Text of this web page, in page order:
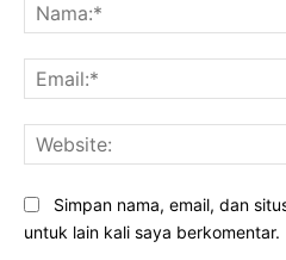
Simpan nama, email, dan
untuk lain kali saya berkomentar.